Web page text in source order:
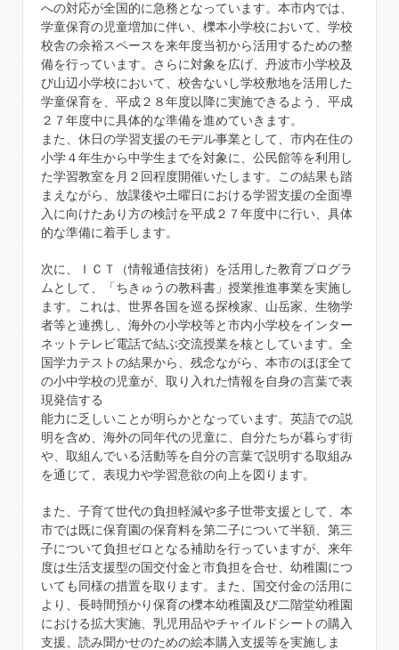
への対応が全国的に急務となっています。本市内では、
学童保育の児童増加に伴い、櫟本小学校において、学校
校舎の余裕スペースを来年度当初から活用するための整
備を行っています。さらに対象を広げ、丹波市小学校及
び山辺小学校において、校舎ないし学校敷地を活用した
学童保育を、平成２８年度以降に実施できるよう、平成
２７年度中に具体的な準備を進めていきます。
また、休日の学習支援のモデル事業として、市内在住の
小学４年生から中学生までを対象に、公民館等を利用し
た学習教室を月２回程度開催いたします。この結果も踏
まえながら、放課後や土曜日における学習支援の全面導
入に向けたあり方の検討を平成２７年度中に行い、具体
的な準備に着手します。
次に、ＩＣＴ（情報通信技術）を活用した教育プログラ
ムとして、「ちきゅうの教科書」授業推進事業を実施し
ます。これは、世界各国を巡る探検家、山岳家、生物学
者等と連携し、海外の小学校等と市内小学校をインター
ネットテレビ電話で結ぶ交流授業を核としています。全
国学力テストの結果から、残念ながら、本市のほぼ全て
の小中学校の児童が、取り入れた情報を自身の言葉で表
現発信する
能力に乏しいことが明らかとなっています。英語での説
明を含め、海外の同年代の児童に、自分たちが暮らす街
や、取組んでいる活動等を自分の言葉で説明する取組み
を通じて、表現力や学習意欲の向上を図ります。
また、子育て世代の負担軽減や多子世帯支援として、本
市では既に保育園の保育料を第二子について半額、第三
子について負担ゼロとなる補助を行っていますが、来年
度は生活支援型の国交付金と市負担を合せ、幼稚園につ
いても同様の措置を取ります。また、国交付金の活用に
より、長時間預かり保育の櫟本幼稚園及び二階堂幼稚園
における拡大実施、乳児用品やチャイルドシートの購入
支援、読み聞かせのための絵本購入支援等を実施しま